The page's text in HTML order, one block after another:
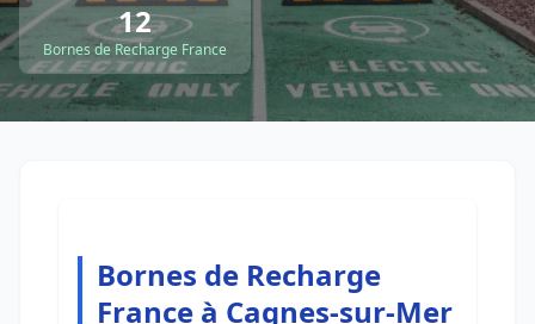
12
Bornes de Recharge France
Bornes de Recharge
France à Cagnes-sur-Mer